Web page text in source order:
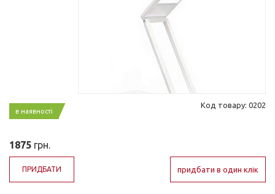
в наявності
Код товару: 0202
1875 грн.
ПРИДБАТИ придбати в один клік